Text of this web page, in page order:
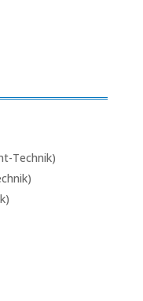
Technik)